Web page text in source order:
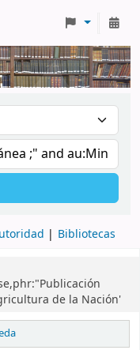
Bibliotecas
de la Nación'